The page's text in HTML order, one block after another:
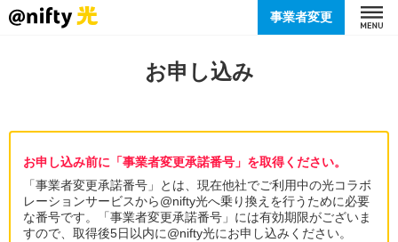
事業者変更
お申し込み
お申し込み前に「事業者変更承諾番号」を取得ください。
「事業者変更承諾番号」とは、現在他社でご利用中の光コラボ
レーションサービスから@nifty光へ乗り換えを行うために必要
な番号です。「事業者変更承諾番号」には有効期限がございま
すので、取得後5日以内に@nifty光にお申し込みください。